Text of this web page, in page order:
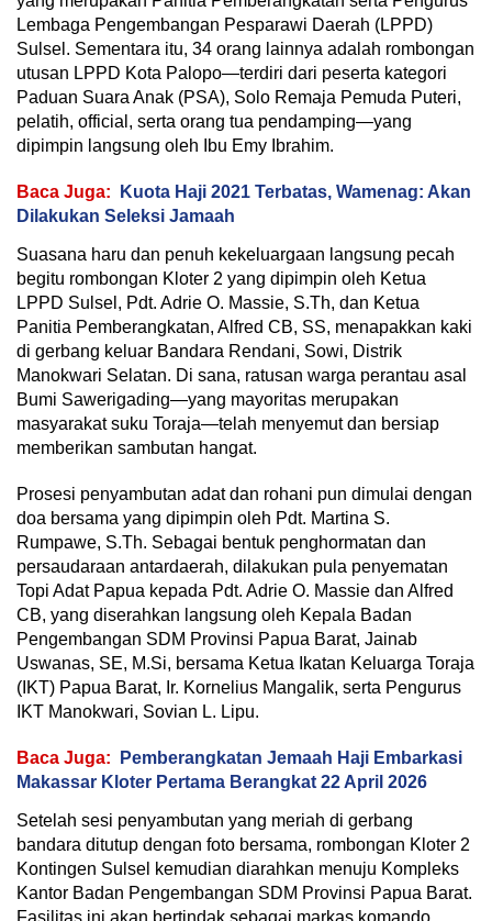
Lembaga Pengembangan Pesparawi Daerah (LPPD)
Sulsel. Sementara itu, 34 orang lainnya adalah rombongan
utusan LPPD Kota Palopo—terdiri dari peserta kategori
Paduan Suara Anak (PSA), Solo Remaja Pemuda Puteri,
pelatih, official, serta orang tua pendamping—yang
dipimpin langsung oleh Ibu Emy Ibrahim.
Baca Juga:
Kuota Haji 2021 Terbatas, Wamenag: Akan
Dilakukan Seleksi Jamaah
Suasana haru dan penuh kekeluargaan langsung pecah
begitu rombongan Kloter 2 yang dipimpin oleh Ketua
LPPD Sulsel, Pdt. Adrie O. Massie, S.Th, dan Ketua
Panitia Pemberangkatan, Alfred CB, SS, menapakkan kaki
di gerbang keluar Bandara Rendani, Sowi, Distrik
Manokwari Selatan. Di sana, ratusan warga perantau asal
Bumi Sawerigading—yang mayoritas merupakan
masyarakat suku Toraja—telah menyemut dan bersiap
memberikan sambutan hangat.
Prosesi penyambutan adat dan rohani pun dimulai dengan
doa bersama yang dipimpin oleh Pdt. Martina S.
Rumpawe, S.Th. Sebagai bentuk penghormatan dan
persaudaraan antardaerah, dilakukan pula penyematan
Topi Adat Papua kepada Pdt. Adrie O. Massie dan Alfred
CB, yang diserahkan langsung oleh Kepala Badan
Pengembangan SDM Provinsi Papua Barat, Jainab
Uswanas, SE, M.Si, bersama Ketua Ikatan Keluarga Toraja
(IKT) Papua Barat, Ir. Kornelius Mangalik, serta Pengurus
IKT Manokwari, Sovian L. Lipu.
Baca Juga:
Pemberangkatan Jemaah Haji Embarkasi
Makassar Kloter Pertama Berangkat 22 April 2026
Setelah sesi penyambutan yang meriah di gerbang
bandara ditutup dengan foto bersama, rombongan Kloter 2
Kontingen Sulsel kemudian diarahkan menuju Kompleks
Kantor Badan Pengembangan SDM Provinsi Papua Barat.